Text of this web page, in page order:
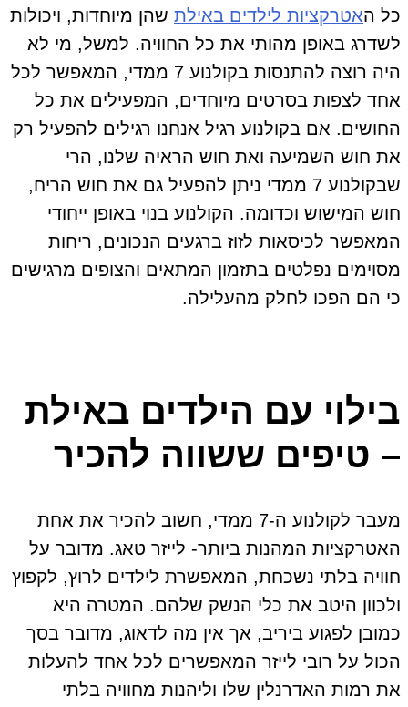
כל האטרקציות לילדים באילת שהן מיוחדות, ויכולות
לשדרג באופן מהותי את כל החוויה. למשל, מי לא
היה רוצה להתנסות בקולנוע 7 ממדי, המאפשר לכל
אחד לצפות בסרטים מיוחדים, המפעילים את כל
החושים. אם בקולנוע רגיל אנחנו רגילים להפעיל רק
את חוש השמיעה ואת חוש הראיה שלנו, הרי
שבקולנוע 7 ממדי ניתן להפעיל גם את חוש הריח,
חוש המישוש וכדומה. הקולנוע בנוי באופן ייחודי
המאפשר לכיסאות לזוז ברגעים הנכונים, ריחות
מסוימים נפלטים בתזמון המתאים והצופים מרגישים
כי הם הפכו לחלק מהעלילה.
בילוי עם הילדים באילת
– טיפים ששווה להכיר
מעבר לקולנוע ה-7 ממדי, חשוב להכיר את אחת
האטרקציות המהנות ביותר- לייזר טאג. מדובר על
חוויה בלתי נשכחת, המאפשרת לילדים לרוץ, לקפוץ
ולכוון היטב את כלי הנשק שלהם. המטרה היא
כמובן לפגוע ביריב, אך אין מה לדאוג, מדובר בסך
הכול על רובי לייזר המאפשרים לכל אחד להעלות
את רמות האדרנלין שלו וליהנות מחוויה בלתי